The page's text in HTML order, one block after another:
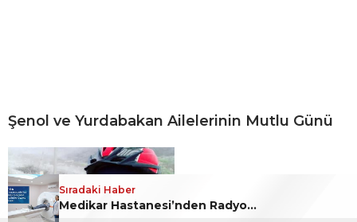
Sıradaki Haber
Karabük’te YENİ Parti Dönemi Başladı
Şenol ve Yurdabakan Ailelerinin Mutlu Günü
Sıradaki Haber
Medikar Hastanesi’nden Radyolojide Yeni Dönem: Yapay Zekâ Destekli Cihazlar Hizmete Girdi